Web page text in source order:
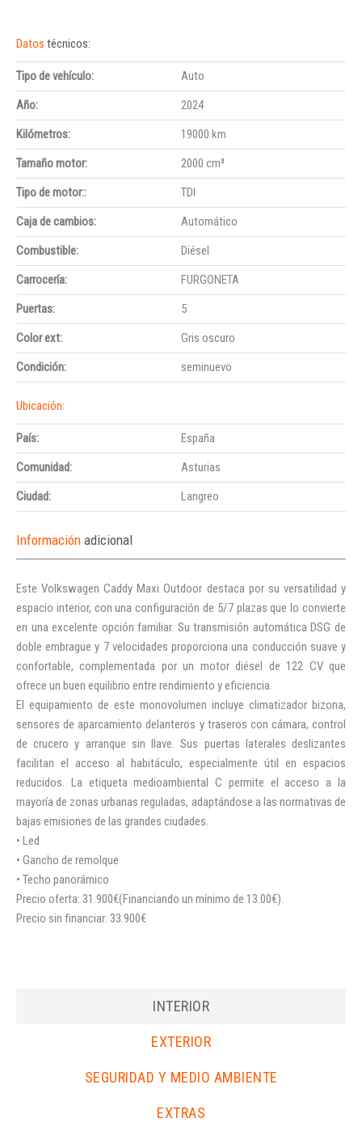
Datos técnicos:
Tipo de vehículo:
Auto
Año:
2024
Kilómetros:
19000 km
Tamaño motor:
2000 cm³
Tipo de motor::
TDI
Caja de cambios:
Automático
Combustible:
Diésel
Carrocería:
FURGONETA
Puertas:
5
Color ext:
Gris oscuro
Condición:
seminuevo
Ubicación:
País:
España
Comunidad:
Asturias
Ciudad:
Langreo
Información adicional
Este Volkswagen Caddy Maxi Outdoor destaca por su versatilidad y
espacio interior, con una configuración de 5/7 plazas que lo convierte
en una excelente opción familiar. Su transmisión automática DSG de
doble embrague y 7 velocidades proporciona una conducción suave y
confortable, complementada por un motor diésel de 122 CV que
ofrece un buen equilibrio entre rendimiento y eficiencia.
El equipamiento de este monovolumen incluye climatizador bizona,
sensores de aparcamiento delanteros y traseros con cámara, control
de crucero y arranque sin llave. Sus puertas laterales deslizantes
facilitan el acceso al habitáculo, especialmente útil en espacios
reducidos. La etiqueta medioambiental C permite el acceso a la
mayoría de zonas urbanas reguladas, adaptándose a las normativas de
bajas emisiones de las grandes ciudades.
• Led
• Gancho de remolque
• Techo panorámico
Precio oferta: 31.900€(Financiando un mínimo de 13.00€).
Precio sin financiar: 33.900€
INTERIOR
EXTERIOR
SEGURIDAD Y MEDIO AMBIENTE
EXTRAS